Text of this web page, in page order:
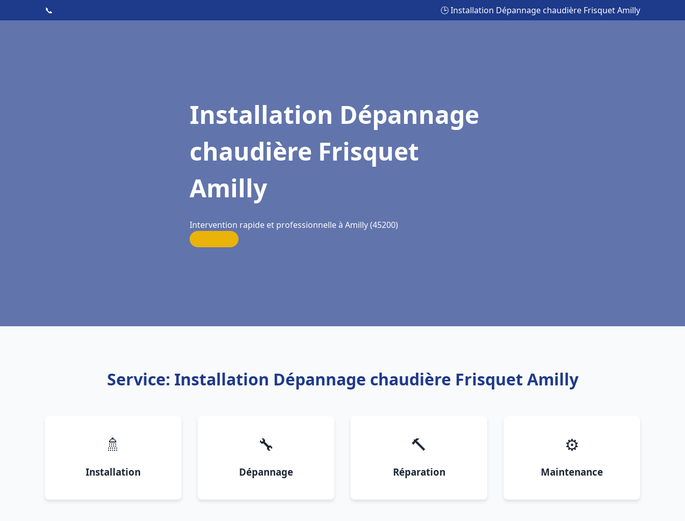
📞 🕒 Installation Dépannage chaudière Frisquet Amilly
Installation Dépannage
chaudière Frisquet
Amilly
Intervention rapide et professionnelle à Amilly (45200)
Service: Installation Dépannage chaudière Frisquet Amilly
🚿
Installation
🔧
Dépannage
🔨
Réparation
⚙️
Maintenance